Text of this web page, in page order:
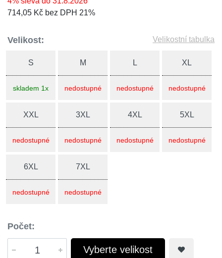
714,05 Kč bez DPH 21%
Velikost: Velikostní tabulka
S
skladem 1x
M
nedostupné
L
nedostupné
XL
nedostupné
XXL
nedostupné
3XL
nedostupné
4XL
nedostupné
5XL
nedostupné
6XL
nedostupné
7XL
nedostupné
Počet:
Vyberte velikost